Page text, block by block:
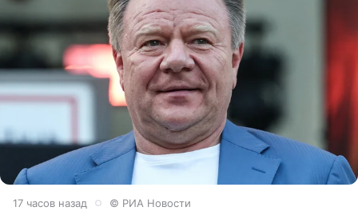
17 часов назад © РИА Новости